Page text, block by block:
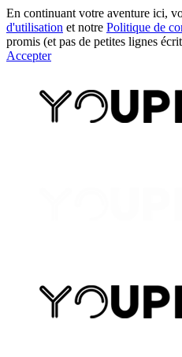
En continuant votre aventure ici,
d'utilisation et notre Politique de
promis (et pas de petites lignes
Accepter